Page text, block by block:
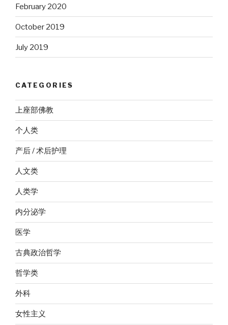
February 2020
October 2019
July 2019
CATEGORIES
上座部佛教
个人类
产后 / 术后护理
人文类
人类学
内分泌学
医学
古典政治哲学
哲学类
外科
女性主义